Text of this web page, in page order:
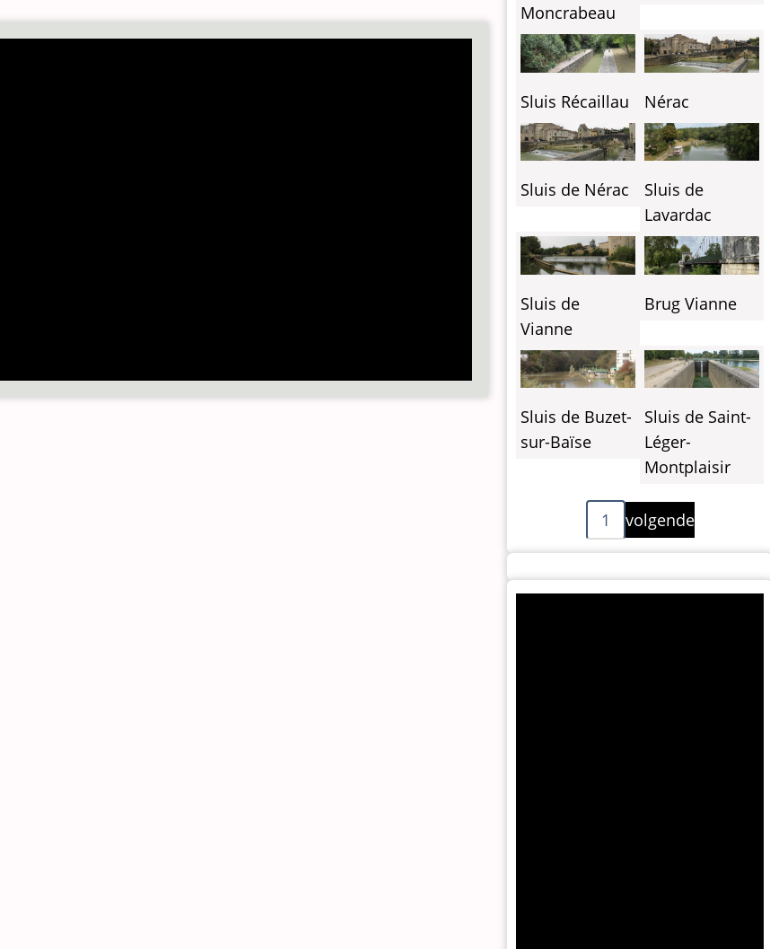
Moncrabeau
Sluis Récaillau Nérac
Sluis de Nérac
Sluis de
Lavardac
Sluis de
Vianne
Brug Vianne
Sluis de Buzet-
sur-Baïse
Sluis de Saint-
Léger-
Montplaisir
Paginering
1
Volgende
pagina
volgende